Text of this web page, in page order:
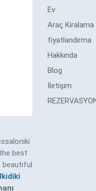
best
Ev
Araç Kiralama
fiyatlandırma
Hakkında
Blog
İletişim